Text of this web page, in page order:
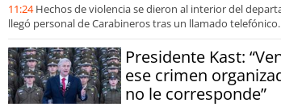
11:24 Hechos de violencia se dieron al interior del
llegó personal de Carabineros tras un llamado telefónico.
Presidente Kast:
ese crimen
no le corresponde”